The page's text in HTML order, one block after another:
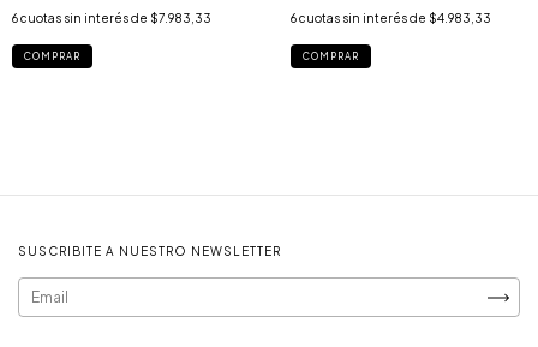
6cuotas sin interés de $7.983,33
COMPRAR
6 cuotas sin interés de $4.983,33
COMPRAR
SUSCRIBITE A NUESTRO NEWSLETTER